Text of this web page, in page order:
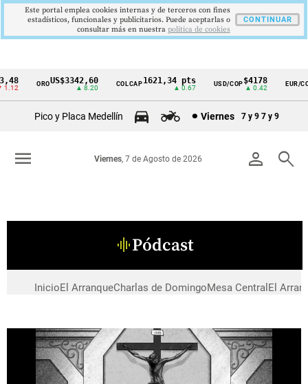
Cintillo
Colombia
OROUS$3342,60
▲ 8.20
COLCAP1621,34 pts
▲ 0.67
USD/COP$4178
▲ 0.42
EUR/
Pico y Placa Medellín Viernes 7 y 9 7 y 9
person search
Viernes, 7 de Agosto de 2026
menu
graphic_eqPódcast
InicioEl ArranqueCharlas de DomingoMesa Central El
Este portal emplea cookies internas y de terceros con fines
estadísticos, funcionales y publicitarios. Puede aceptarlas o
consultar más en nuestra politica de cookies
CONTINUAR